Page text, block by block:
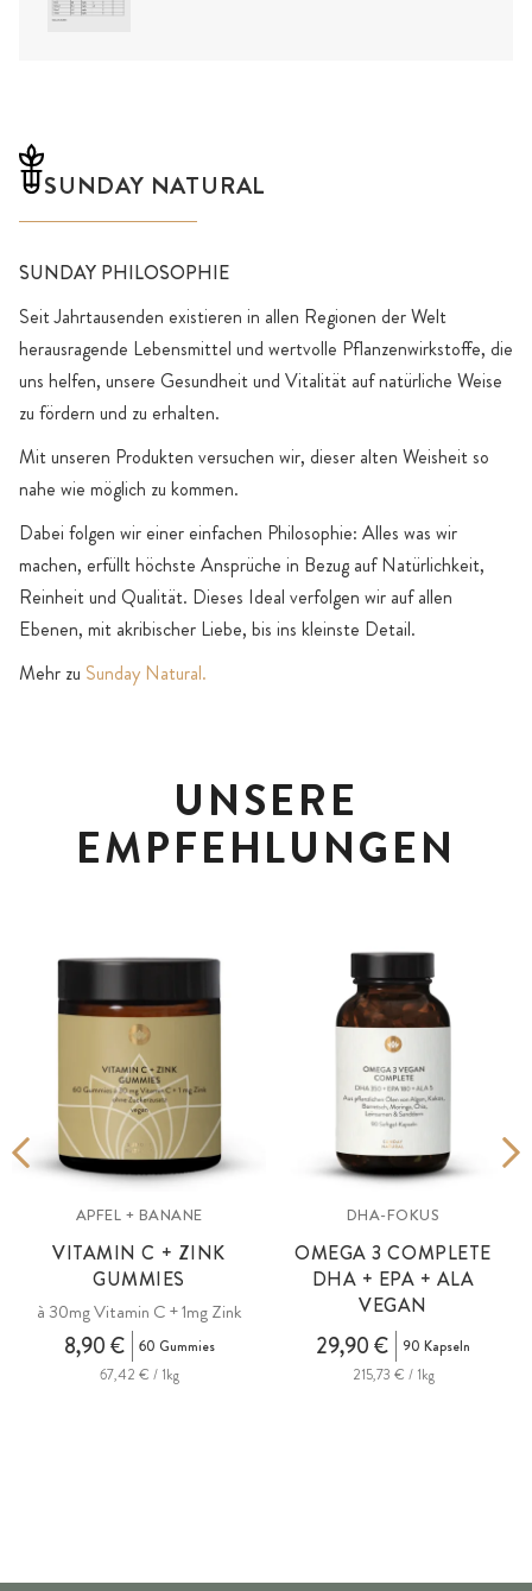
SUNDAY NATURAL
SUNDAY PHILOSOPHIE
Seit Jahrtausenden existieren in allen Regionen der Welt
herausragende Lebensmittel und wertvolle Pflanzenwirkstoffe, die
uns helfen, unsere Gesundheit und Vitalität auf natürliche Weise
zu fördern und zu erhalten.
Mit unseren Produkten versuchen wir, dieser alten Weisheit so
nahe wie möglich zu kommen.
Dabei folgen wir einer einfachen Philosophie: Alles was wir
machen, erfüllt höchste Ansprüche in Bezug auf Natürlichkeit,
Reinheit und Qualität. Dieses Ideal verfolgen wir auf allen
Ebenen, mit akribischer Liebe, bis ins kleinste Detail.
Mehr zu Sunday Natural.
UNSERE
EMPFEHLUNGEN
APFEL + BANANE
VITAMIN C + ZINK
GUMMIES
à 30mg Vitamin C + 1mg Zink
8,90 €
60 Gummies
67,42 € / 1kg
DHA-FOKUS
OMEGA 3 COMPLETE
DHA + EPA + ALA
VEGAN
29,90 €
90 Kapseln
215,73 € / 1kg